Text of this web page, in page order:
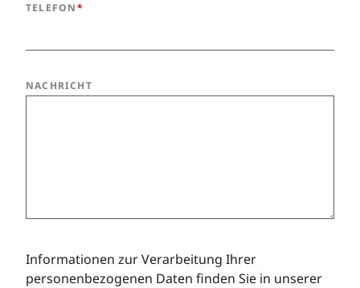
TELEFON
NACHRICHT
Informationen zur Verarbeitung Ihrer
personenbezogenen Daten finden Sie in unserer